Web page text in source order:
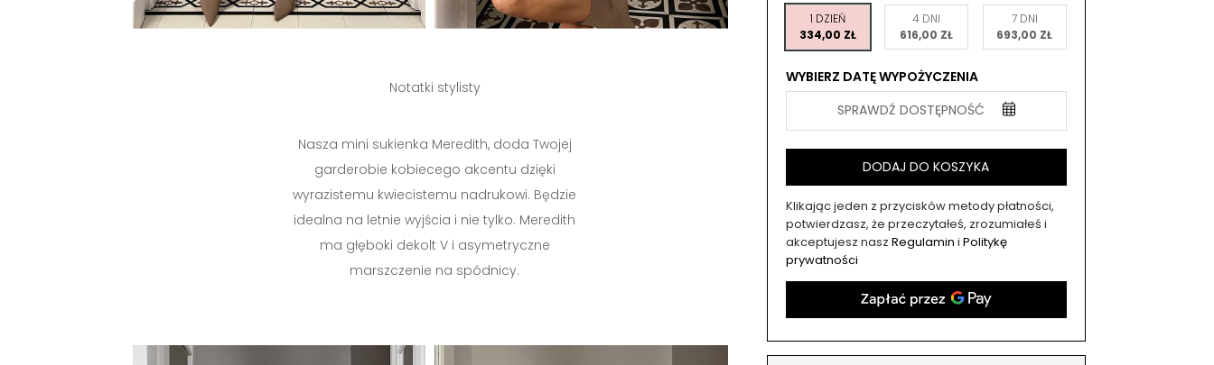
Notatki stylisty
Nasza mini sukienka Meredith, doda Twojej
garderobie kobiecego akcentu dzięki
wyrazistemu kwiecistemu nadrukowi. Będzie
idealna na letnie wyjścia i nie tylko. Meredith
ma głęboki dekolt V i asymetryczne
marszczenie na spódnicy.
1 DZIEŃ
334,00 ZŁ
4 DNI
616,00 ZŁ
7 DNI
693,00 ZŁ
WYBIERZ DATĘ WYPOŻYCZENIA
SPRAWDŹ DOSTĘPNOŚĆ
DODAJ DO KOSZYKA
Klikając jeden z przycisków metody płatności,
potwierdzasz, że przeczytałeś, zrozumiałeś i
akceptujesz nasz Regulamin i Politykę
prywatności